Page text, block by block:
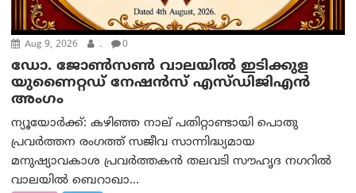
Aug 9, 2026 . 0
ഡോ. ജോൺസൺ വാലയിൽ ഇടിക്കുള
യുണൈറ്റഡ് നേഷൻസ് എസ്ഡിജിഎൻ
അംഗം
ന്യൂയോര്‍ക്ക്: കഴിഞ്ഞ നാല് പതിറ്റാണ്ടായി പൊതു
പ്രവർത്തന രംഗത്ത് സജീവ സാന്നിദ്ധ്യമായ
മനുഷ്യാവകാശ പ്രവർത്തകൻ തലവടി സൗഹൃദ നഗറിൽ
വാലയിൽ ബെറാഖാ...